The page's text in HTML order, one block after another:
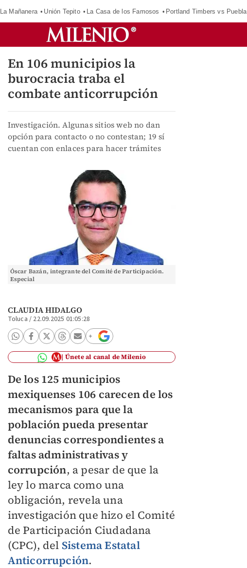
La Mañanera Unión Tepito La Casa de los Famosos Portland Timbers vs Puebla
En 106 municipios la
burocracia traba el
combate anticorrupción
Investigación. Algunas sitios web no dan
opción para contacto o no contestan; 19 sí
cuentan con enlaces para hacer trámites
Óscar Bazán, integrante del Comité de Participación.
Especial
CLAUDIA HIDALGO
Toluca / 22.09.2025 01:05:28
Únete al canal de Milenio
De los 125 municipios
mexiquenses 106 carecen de los
mecanismos para que la
población pueda presentar
denuncias correspondientes a
faltas administrativas y
corrupción, a pesar de que la
ley lo marca como una
obligación, revela una
investigación que hizo el Comité
de Participación Ciudadana
(CPC), del Sistema Estatal
Anticorrupción.